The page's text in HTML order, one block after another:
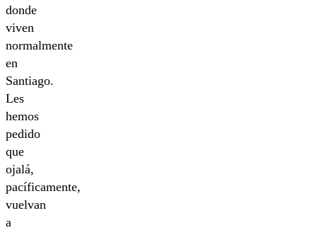
donde
viven
normalmente
en
Santiago.
Les
hemos
pedido
que
ojalá,
pacíficamente,
vuelvan
a